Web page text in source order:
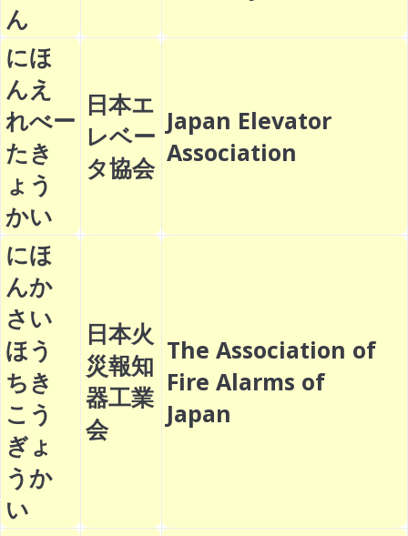
ん
にほ
んえ
れべー
たき
ょう
かい
日本エ
レベー
タ協会
Japan Elevator
Association
にほ
んか
さい
ほう
ちき
こう
ぎょ
うか
い
日本火
災報知
器工業
会
The Association of
Fire Alarms of
Japan